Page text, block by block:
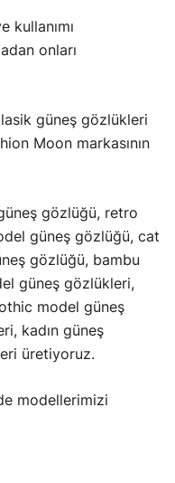
kullanımı
onları
güneş gözlükleri
Moon markasının
gözlüğü, retro
güneş gözlüğü, cat
gözlüğü, bambu
güneş gözlükleri,
model güneş
kadın güneş
üretiyoruz.
modellerimizi